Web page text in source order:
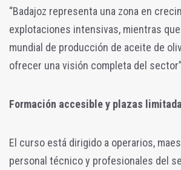
“Badajoz representa una zona en
explotaciones intensivas, mientras
mundial de producción de aceite de
ofrecer una visión completa del
Formación accesible y plazas
El curso está dirigido a operarios,
personal técnico y profesionales del